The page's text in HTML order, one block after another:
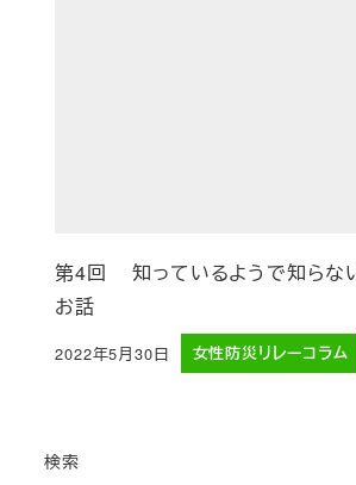
第4回 知っているようで知らな
お話
投稿日
2022年5月30日 女性防災リレーコラム
検索